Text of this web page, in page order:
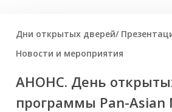
Дни открытых дверей/
Новости и мероприятия
АНОНС. День
программы Pan-Asian